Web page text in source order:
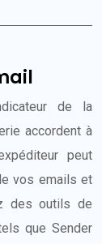
de la
accordent à
peut
vos emails et
des outils de
que Sender